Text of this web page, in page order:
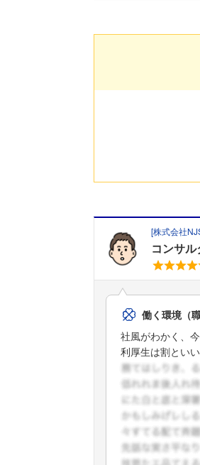
[株式会社
コンサル
働く環境（
社風がわかく、
利厚生は割とい